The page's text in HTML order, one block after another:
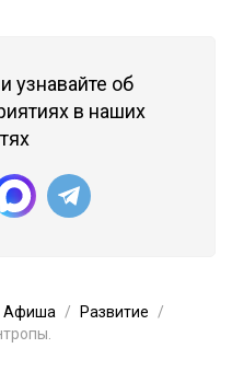
узнавайте об
в наших
Афиша
Развитие